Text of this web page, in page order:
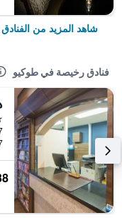
شاهد المزيد من الفنادق
فنادق رخيصة في طوكيو
3
3.7